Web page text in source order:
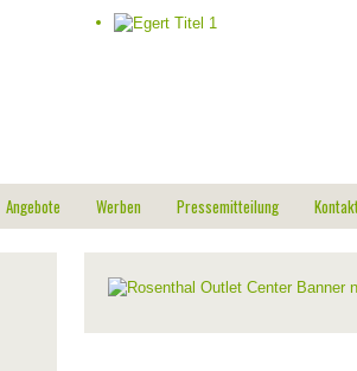
Angebote Werben Pressemitteilung